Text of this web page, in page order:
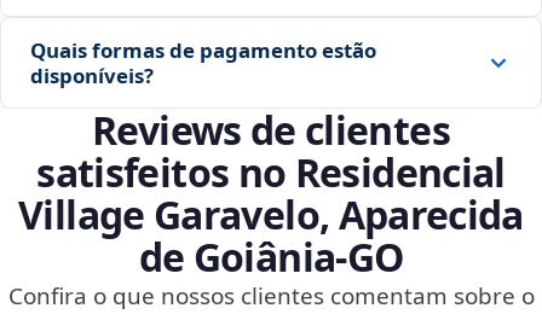
Quais formas de pagamento estão
disponíveis?
Reviews de clientes
satisfeitos no Residencial
Village Garavelo, Aparecida
de Goiânia‑GO
Confira o que nossos clientes comentam sobre o